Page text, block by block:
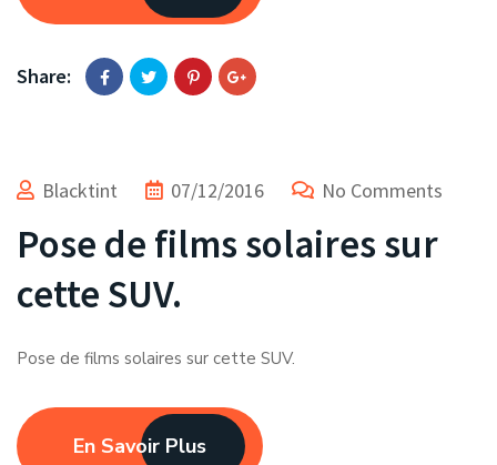
Share:
Blacktint 07/12/2016 No Comments
Pose de films solaires sur
cette SUV.
Pose de films solaires sur cette SUV.
En Savoir Plus